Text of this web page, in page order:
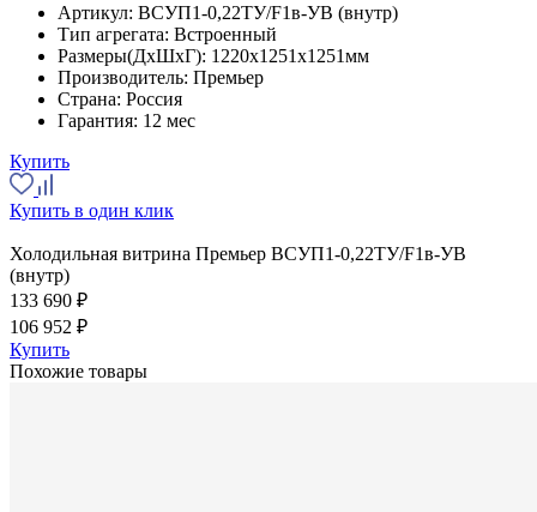
Артикул: ВСУП1-0,22ТУ/F1в-УВ (внутр)
Тип агрегата: Встроенный
Размеры(ДхШхГ): 1220x1251x1251мм
Производитель: Премьер
Страна: Россия
Гарантия: 12 мес
Купить
Купить в один клик
Холодильная витрина Премьер ВСУП1-0,22ТУ/F1в-УВ
(внутр)
133 690 ₽
106 952 ₽
Купить
Похожие товары